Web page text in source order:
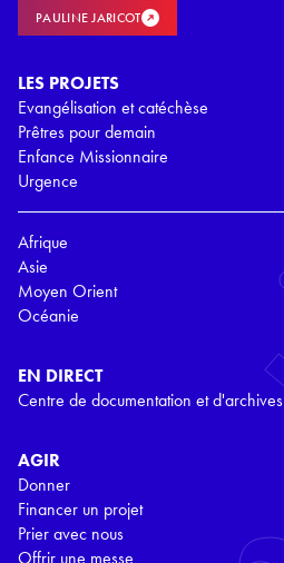
PAULINE JARICOT
LES PROJETS
Evangélisation et catéchèse
Prêtres pour demain
Enfance Missionnaire
Urgence
Afrique
Asie
Moyen Orient
Océanie
EN DIRECT
Centre de documentation et d'archives
AGIR
Donner
Financer un projet
Prier avec nous
Offrir une messe